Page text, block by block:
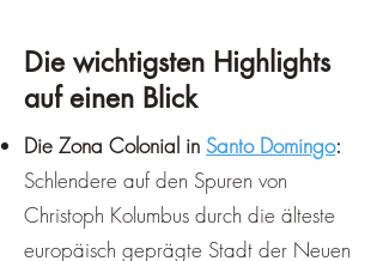
Die wichtigsten Highlights
auf einen Blick
Die Zona Colonial in Santo Domingo:
Schlendere auf den Spuren von
Christoph Kolumbus durch die älteste
europäisch geprägte Stadt der Neuen